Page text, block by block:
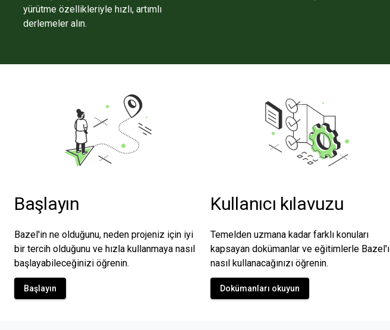
yürütme özellikleriyle hızlı, artımlı
derlemeler alın.
Başlayın
Bazel'in ne olduğunu, neden projeniz için iyi
bir tercih olduğunu ve hızla kullanmaya nasıl
başlayabileceğinizi öğrenin.
Başlayın
Kullanıcı kılavuzu
Temelden uzmana kadar farklı konuları
kapsayan dokümanlar ve eğitimlerle Bazel'ı
nasıl kullanacağınızı öğrenin.
Dokümanları okuyun